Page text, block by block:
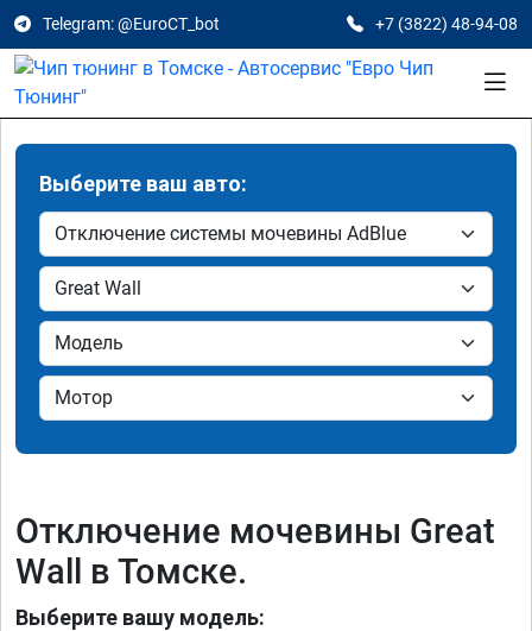
Telegram: @EuroCT_bot +7 (3822) 48-94-08
Выберите ваш авто:
Отключение мочевины Great
Wall в Томске.
Выберите вашу модель: